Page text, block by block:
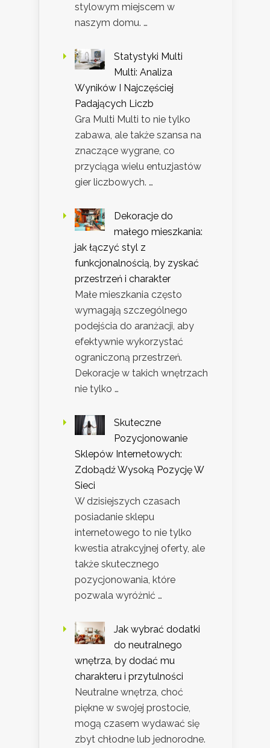
stylowym miejscem w
naszym domu. …
Statystyki Multi
Multi: Analiza
Wyników I Najczęściej
Padających Liczb
Gra Multi Multi to nie tylko
zabawa, ale także szansa na
znaczące wygrane, co
przyciąga wielu entuzjastów
gier liczbowych. …
Dekoracje do
małego mieszkania:
jak łączyć styl z
funkcjonalnością, by zyskać
przestrzeń i charakter
Małe mieszkania często
wymagają szczególnego
podejścia do aranżacji, aby
efektywnie wykorzystać
ograniczoną przestrzeń.
Dekoracje w takich wnętrzach
nie tylko …
Skuteczne
Pozycjonowanie
Sklepów Internetowych:
Zdobądź Wysoką Pozycję W
Sieci
W dzisiejszych czasach
posiadanie sklepu
internetowego to nie tylko
kwestia atrakcyjnej oferty, ale
także skutecznego
pozycjonowania, które
pozwala wyróżnić …
Jak wybrać dodatki
do neutralnego
wnętrza, by dodać mu
charakteru i przytulności
Neutralne wnętrza, choć
piękne w swojej prostocie,
mogą czasem wydawać się
zbyt chłodne lub jednorodne.